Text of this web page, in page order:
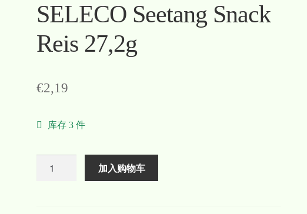
SELECO Seetang Snack
Reis 27,2g
€2,19
库存 3 件
加入购物车